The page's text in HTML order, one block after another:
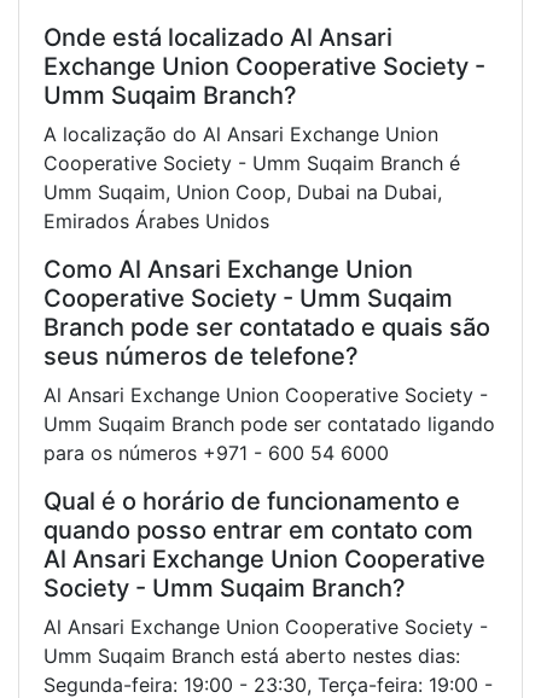
Onde está localizado Al Ansari
Exchange Union Cooperative Society -
Umm Suqaim Branch?
A localização do Al Ansari Exchange Union
Cooperative Society - Umm Suqaim Branch é
Umm Suqaim, Union Coop, Dubai na Dubai,
Emirados Árabes Unidos
Como Al Ansari Exchange Union
Cooperative Society - Umm Suqaim
Branch pode ser contatado e quais são
seus números de telefone?
Al Ansari Exchange Union Cooperative Society -
Umm Suqaim Branch pode ser contatado ligando
para os números +971 - 600 54 6000
Qual é o horário de funcionamento e
quando posso entrar em contato com
Al Ansari Exchange Union Cooperative
Society - Umm Suqaim Branch?
Al Ansari Exchange Union Cooperative Society -
Umm Suqaim Branch está aberto nestes dias:
Segunda-feira: 19:00 - 23:30, Terça-feira: 19:00 -